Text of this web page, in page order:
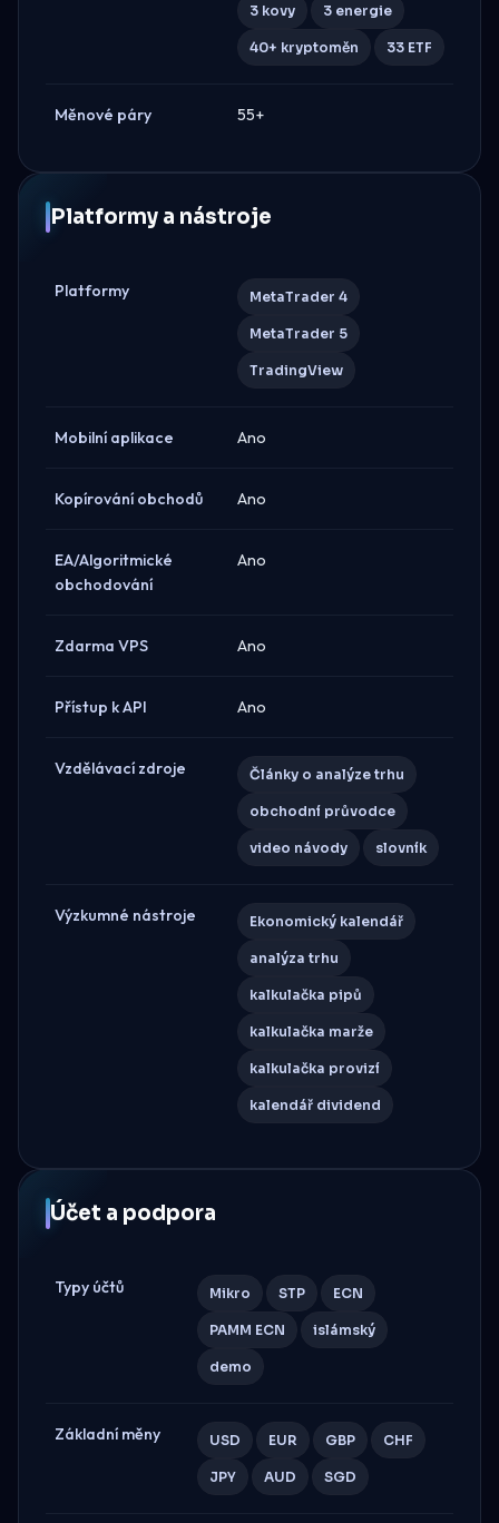
3 kovy 3 energie
40+ kryptoměn 33 ETF
Měnové páry 55+
Platformy a nástroje
Platformy MetaTrader 4
MetaTrader 5
TradingView
Mobilní aplikace Ano
Kopírování obchodů Ano
EA/Algoritmické
obchodování
Ano
Zdarma VPS Ano
Přístup k API Ano
Vzdělávací zdroje Články o analýze trhu
obchodní průvodce
video návody slovník
Výzkumné nástroje Ekonomický kalendář
analýza trhu
kalkulačka pipů
kalkulačka marže
kalkulačka provizí
kalendář dividend
Účet a podpora
Typy účtů Mikro STP ECN
PAMM ECN islámský
demo
Základní měny USD EUR GBP CHF
JPY AUD SGD